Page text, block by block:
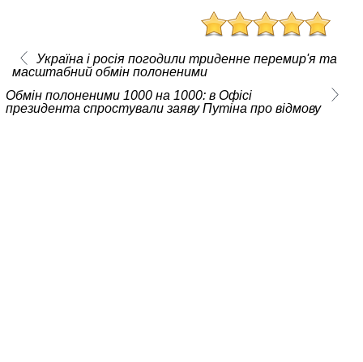
Україна і росія погодили триденне перемир'я та
масштабний обмін полоненими
Обмін полоненими 1000 на 1000: в Офісі
президента спростували заяву Путіна про відмову